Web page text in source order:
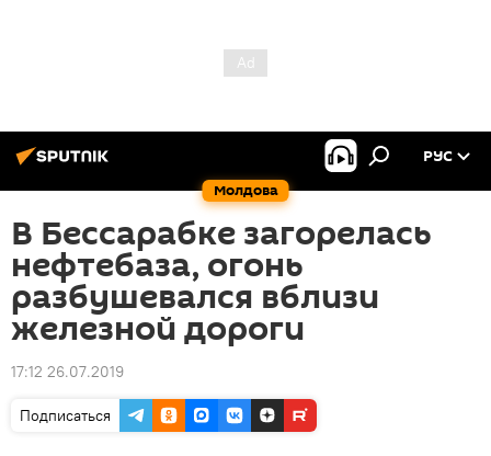
Молдова
РУС
В Бессарабке загорелась
нефтебаза, огонь
разбушевался вблизи
железной дороги
17:12 26.07.2019
Подписаться